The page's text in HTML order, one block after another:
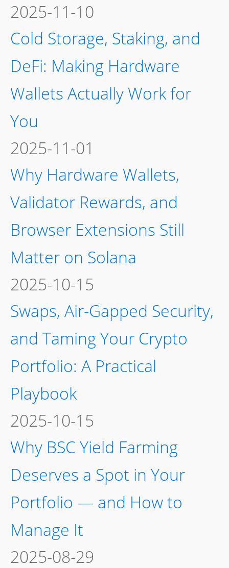
2025-11-10
Cold Storage, Staking, and
DeFi: Making Hardware
Wallets Actually Work for
You
2025-11-01
Why Hardware Wallets,
Validator Rewards, and
Browser Extensions Still
Matter on Solana
2025-10-15
Swaps, Air-Gapped Security,
and Taming Your Crypto
Portfolio: A Practical
Playbook
2025-10-15
Why BSC Yield Farming
Deserves a Spot in Your
Portfolio — and How to
Manage It
2025-08-29